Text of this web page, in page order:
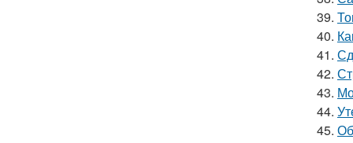
39.
40.
41.
42.
43.
44.
45.